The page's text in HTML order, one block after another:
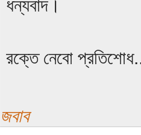
ধন্যবাদ।
রক্তে নেবো
জবাব